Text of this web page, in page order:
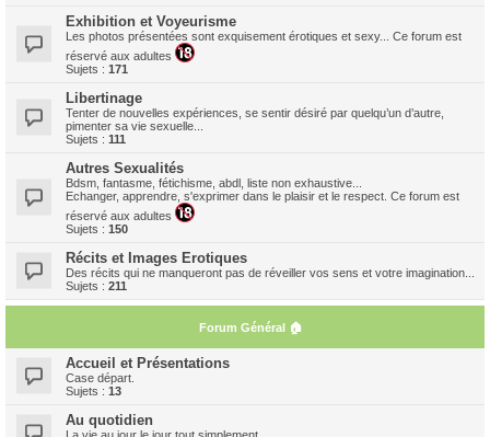
Exhibition et Voyeurisme
Les photos présentées sont exquisement érotiques et sexy... Ce forum est
réservé aux adultes
Sujets : 171
Libertinage
Tenter de nouvelles expériences, se sentir désiré par quelqu’un d’autre,
pimenter sa vie sexuelle...
Sujets : 111
Autres Sexualités
Bdsm, fantasme, fétichisme, abdl, liste non exhaustive...
Echanger, apprendre, s'exprimer dans le plaisir et le respect. Ce forum est
réservé aux adultes
Sujets : 150
Récits et Images Erotiques
Des récits qui ne manqueront pas de réveiller vos sens et votre imagination...
Sujets : 211
Forum Général 🏠
Accueil et Présentations
Case départ.
Sujets : 13
Au quotidien
La vie au jour le jour tout simplement.